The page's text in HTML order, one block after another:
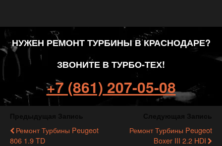
НУЖЕН РЕМОНТ ТУРБИНЫ В КРАСНОДАРЕ?
ЗВОНИТЕ В ТУРБО-ТЕХ!
+7 (861) 207-05-08
Ремонт Турбины Peugeot
806 1.9 TD
Ремонт Турбины Peugeot
Boxer III 2.2 HDI